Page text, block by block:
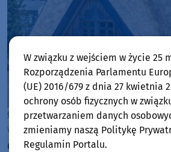
Gmina Brusy
wtorek, 4 sierpnia 2026, 10:44
Chata Kaszubska im. Józefa
W związku z wejściem w życie 25
Rozporządzenia Parlamentu
(UE) 2016/679 z dnia 27 kwietnia
ochrony osób fizycznych w
przetwarzaniem danych
zmieniamy naszą Politykę
Regulamin Portalu.